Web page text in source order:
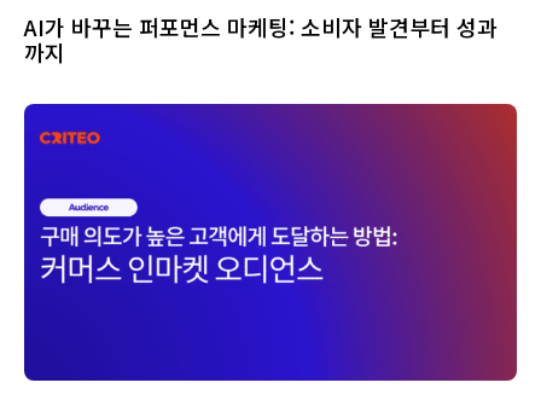
AI가 바꾸는 퍼포먼스 마케팅: 소비자 발견부터 성과
까지